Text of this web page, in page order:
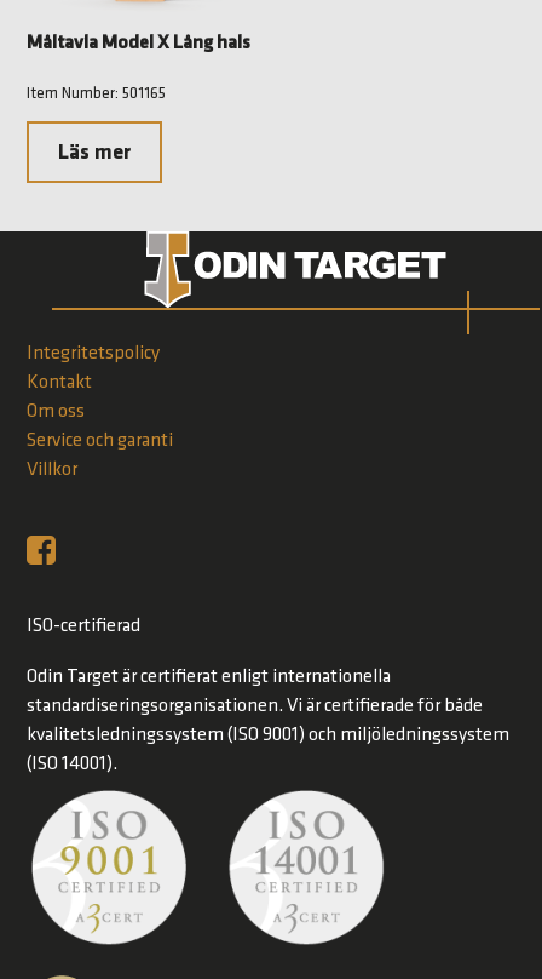
Måltavla Model X Lång hals
Item Number: 501165
Läs mer
Integritetspolicy
Kontakt
Om oss
Service och garanti
Villkor
ISO-certifierad
Odin Target är certifierat enligt internationella
standardiseringsorganisationen. Vi är certifierade för både
kvalitetsledningssystem (ISO 9001) och miljöledningssystem
(ISO 14001).